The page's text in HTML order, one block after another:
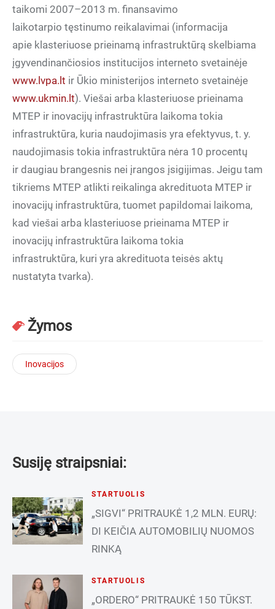
taikomi 2007–2013 m. finansavimo
laikotarpio tęstinumo reikalavimai (informacija
apie klasteriuose prieinamą infrastruktūrą skelbiama
įgyvendinančiosios institucijos interneto svetainėje
www.lvpa.lt ir Ūkio ministerijos interneto svetainėje
www.ukmin.lt). Viešai arba klasteriuose prieinama
MTEP ir inovacijų infrastruktūra laikoma tokia
infrastruktūra, kuria naudojimasis yra efektyvus, t. y.
naudojimasis tokia infrastruktūra nėra 10 procentų
ir daugiau brangesnis nei įrangos įsigijimas. Jeigu tam
tikriems MTEP atlikti reikalinga akredituota MTEP ir
inovacijų infrastruktūra, tuomet papildomai laikoma,
kad viešai arba klasteriuose prieinama MTEP ir
inovacijų infrastruktūra laikoma tokia
infrastruktūra, kuri yra akredituota teisės aktų
nustatyta tvarka).
Žymos
Inovacijos
Susiję straipsniai:
STARTUOLIS
„SIGVI“ PRITRAUKĖ 1,2 MLN. EURŲ:
DI KEIČIA AUTOMOBILIŲ NUOMOS
RINKĄ
STARTUOLIS
„ORDERO“ PRITRAUKĖ 150 TŪKST.